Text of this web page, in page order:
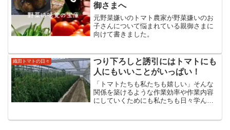
御さまへ
元野菜嫌いのトマト農家が野菜嫌いのお
子さんについて悩まれている親御さまに
向けて書きました。
織田トマトの日々
つり下ろしと誘引にはトマトにも
人にもいいことがいっぱい！
「トマトたちも私たちも嬉しい」そんな
関係を築けるような作業効率や作業内容
にしていくためにも私たちも日々学んで